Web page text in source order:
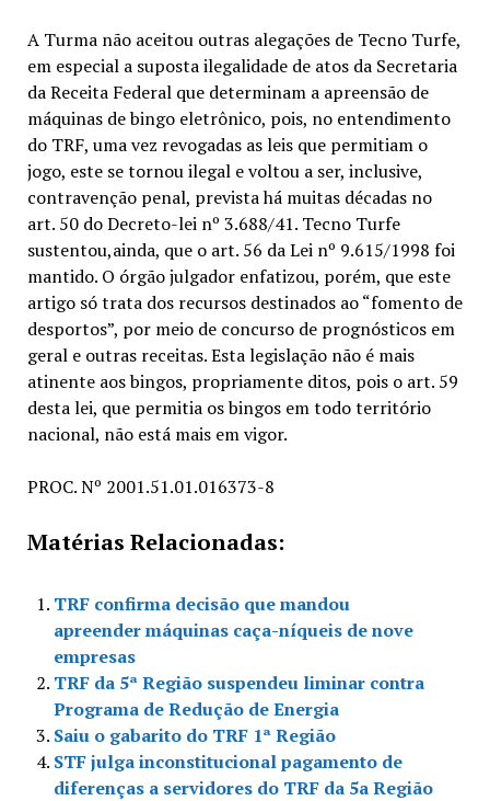
A Turma não aceitou outras alegações de Tecno Turfe,
em especial a suposta ilegalidade de atos da Secretaria
da Receita Federal que determinam a apreensão de
máquinas de bingo eletrônico, pois, no entendimento
do TRF, uma vez revogadas as leis que permitiam o
jogo, este se tornou ilegal e voltou a ser, inclusive,
contravenção penal, prevista há muitas décadas no
art. 50 do Decreto-lei nº 3.688/41. Tecno Turfe
sustentou,ainda, que o art. 56 da Lei nº 9.615/1998 foi
mantido. O órgão julgador enfatizou, porém, que este
artigo só trata dos recursos destinados ao “fomento de
desportos”, por meio de concurso de prognósticos em
geral e outras receitas. Esta legislação não é mais
atinente aos bingos, propriamente ditos, pois o art. 59
desta lei, que permitia os bingos em todo território
nacional, não está mais em vigor.
PROC. Nº 2001.51.01.016373-8
Matérias Relacionadas:
TRF confirma decisão que mandou
apreender máquinas caça-níqueis de nove
empresas
TRF da 5ª Região suspendeu liminar contra
Programa de Redução de Energia
Saiu o gabarito do TRF 1ª Região
STF julga inconstitucional pagamento de
diferenças a servidores do TRF da 5a Região